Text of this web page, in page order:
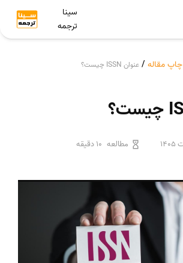
سینا
ترجمه
چاپ مقاله / عنوان ISSN چیست؟
مطالعه 10 دقیقه